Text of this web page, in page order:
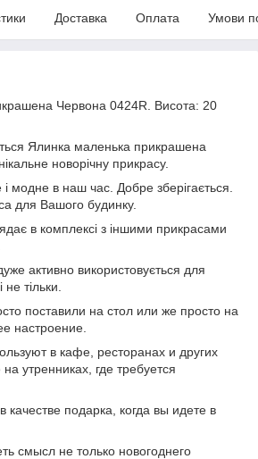
Доставка Оплата Умови
Червона 0424R. Висота: 20
Ялинка маленька прикрашена
новорічну прикрасу.
модне в наш час. Добре зберігається.
для Вашого будинку.
в комплексі з іншими прикрасами
активно використовується для
тільки.
поставили на стол или же просто на
настроение.
в кафе, ресторанах и других
утренниках, где требуется
качестве подарка, когда вы идете в
смысл не только новогоднего